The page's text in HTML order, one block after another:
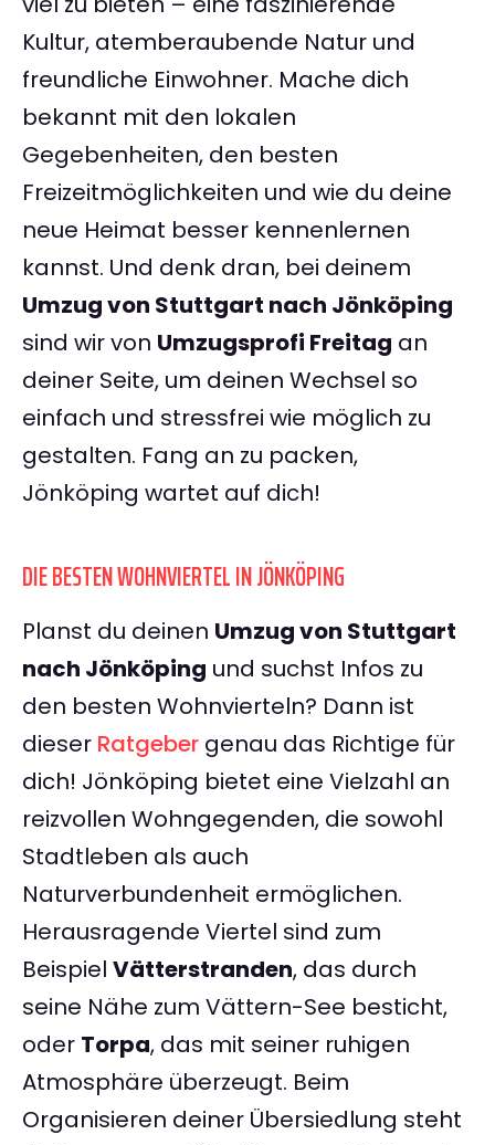
Kultur, atemberaubende Natur und
freundliche Einwohner. Mache dich
bekannt mit den lokalen
Gegebenheiten, den besten
Freizeitmöglichkeiten und wie du deine
neue Heimat besser kennenlernen
kannst. Und denk dran, bei deinem
Umzug von Stuttgart nach Jönköping
sind wir von Umzugsprofi Freitag an
deiner Seite, um deinen Wechsel so
einfach und stressfrei wie möglich zu
gestalten. Fang an zu packen,
Jönköping wartet auf dich!
DIE BESTEN WOHNVIERTEL IN JÖNKÖPING
Planst du deinen Umzug von Stuttgart
nach Jönköping und suchst Infos zu
den besten Wohnvierteln? Dann ist
dieser Ratgeber genau das Richtige für
dich! Jönköping bietet eine Vielzahl an
reizvollen Wohngegenden, die sowohl
Stadtleben als auch
Naturverbundenheit ermöglichen.
Herausragende Viertel sind zum
Beispiel Vätterstranden, das durch
seine Nähe zum Vättern-See besticht,
oder Torpa, das mit seiner ruhigen
Atmosphäre überzeugt. Beim
Organisieren deiner Übersiedlung steht